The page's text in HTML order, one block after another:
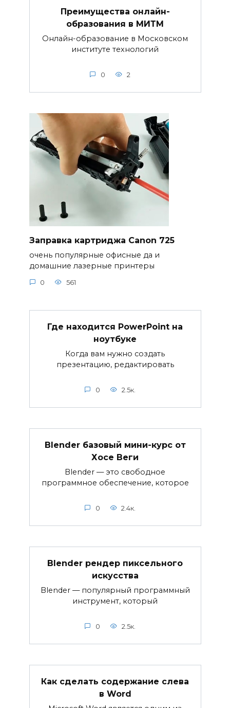
Преимущества онлайн-
образования в МИТМ
Онлайн-образование в Московском
институте технологий
0 2
Заправка картриджа Canon 725
очень популярные офисные да и
домашние лазерные принтеры
0 561
Где находится PowerPoint на
ноутбуке
Когда вам нужно создать
презентацию, редактировать
0 2.5к.
Blender базовый мини-курс от
Хосе Веги
Blender — это свободное
программное обеспечение, которое
0 2.4к.
Blender рендер пиксельного
искусства
Blender — популярный программный
инструмент, который
0 2.5к.
Как сделать содержание слева
в Word